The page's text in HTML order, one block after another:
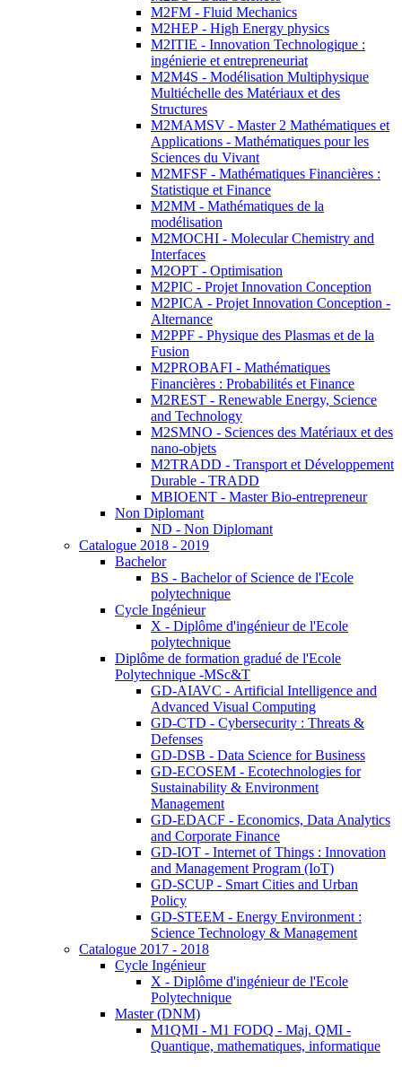
M2FM - Fluid Mechanics
M2HEP - High Energy physics
M2ITIE - Innovation Technologique :
ingénierie et entrepreneuriat
M2M4S - Modélisation Multiphysique
Multiéchelle des Matériaux et des
Structures
M2MAMSV - Master 2 Mathématiques et
Applications - Mathématiques pour les
Sciences du Vivant
M2MFSF - Mathématiques Financières :
Statistique et Finance
M2MM - Mathématiques de la
modélisation
M2MOCHI - Molecular Chemistry and
Interfaces
M2OPT - Optimisation
M2PIC - Projet Innovation Conception
M2PICA - Projet Innovation Conception -
Alternance
M2PPF - Physique des Plasmas et de la
Fusion
M2PROBAFI - Mathématiques
Financières : Probabilités et Finance
M2REST - Renewable Energy, Science
and Technology
M2SMNO - Sciences des Matériaux et des
nano-objets
M2TRADD - Transport et Développement
Durable - TRADD
MBIOENT - Master Bio-entrepreneur
Non Diplomant
ND - Non Diplomant
Catalogue 2018 - 2019
Bachelor
BS - Bachelor of Science de l'Ecole
polytechnique
Cycle Ingénieur
X - Diplôme d'ingénieur de l'Ecole
polytechnique
Diplôme de formation gradué de l'Ecole
Polytechnique -MSc&T
GD-AIAVC - Artificial Intelligence and
Advanced Visual Computing
GD-CTD - Cybersecurity : Threats &
Defenses
GD-DSB - Data Science for Business
GD-ECOSEM - Ecotechnologies for
Sustainability & Environment
Management
GD-EDACF - Economics, Data Analytics
and Corporate Finance
GD-IOT - Internet of Things : Innovation
and Management Program (IoT)
GD-SCUP - Smart Cities and Urban
Policy
GD-STEEM - Energy Environment :
Science Technology & Management
Catalogue 2017 - 2018
Cycle Ingénieur
X - Diplôme d'ingénieur de l'Ecole
Polytechnique
Master (DNM)
M1QMI - M1 FODQ - Maj. QMI -
Quantique, mathematiques, informatique